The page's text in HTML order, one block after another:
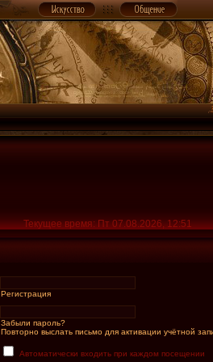
Текущее время: Пт 07.08.2026, 12:51
Регистрация
Забыли пароль?
Повторно выслать письмо для активации учётной
Автоматически входить при каждом посещении